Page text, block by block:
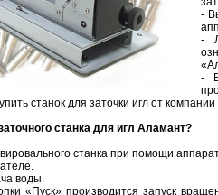
-
-
-
станок для заточки игл от
станка для игл Аламант?
станка при помощи
воды.
«Пуск» производится запуск